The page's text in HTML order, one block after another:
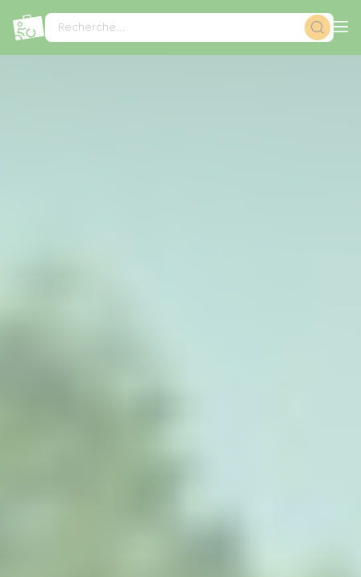
Recherche...
Panneau de gestion des cookies